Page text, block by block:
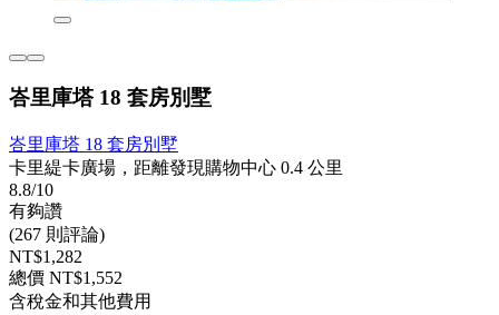
峇里庫塔 18 套房別墅
峇里庫塔 18 套房別墅
卡里緹卡廣場，距離發現購物中心 0.4 公里
8.8/10
有夠讚
(267 則評論)
NT$1,282
總價 NT$1,552
含稅金和其他費用